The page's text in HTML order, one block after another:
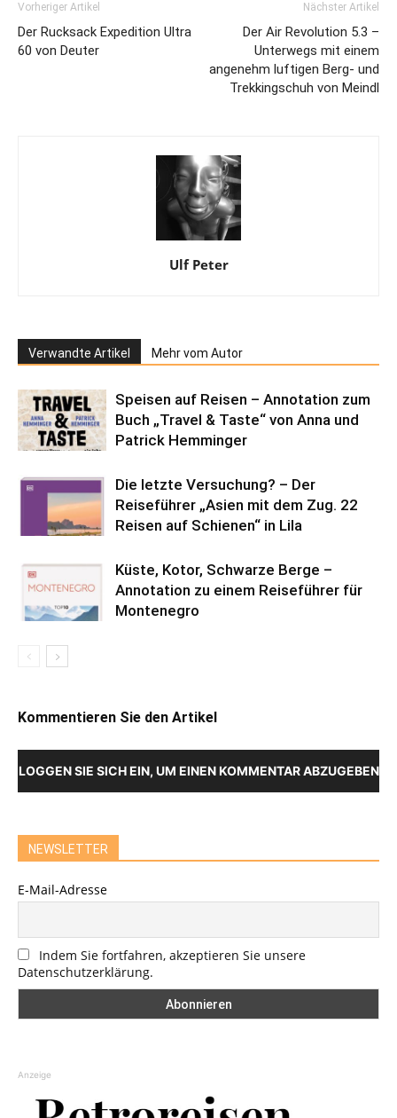
Vorheriger Artikel
Der Rucksack Expedition Ultra
60 von Deuter
Nächster Artikel
Der Air Revolution 5.3 –
Unterwegs mit einem
angenehm luftigen Berg- und
Trekkingschuh von Meindl
Ulf Peter
Verwandte Artikel Mehr vom Autor
Speisen auf Reisen – Annotation zum
Buch „Travel & Taste“ von Anna und
Patrick Hemminger
Die letzte Versuchung? – Der
Reiseführer „Asien mit dem Zug. 22
Reisen auf Schienen“ in Lila
Küste, Kotor, Schwarze Berge –
Annotation zu einem Reiseführer für
Montenegro
Kommentieren Sie den Artikel
LOGGEN SIE SICH EIN, UM EINEN KOMMENTAR ABZUGEBEN
NEWSLETTER
E-Mail-Adresse
Indem Sie fortfahren, akzeptieren Sie unsere
Datenschutzerklärung.
Anzeige